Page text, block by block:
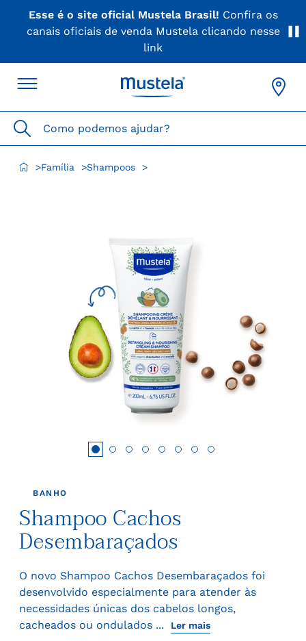
Esse é o site oficial Mustela Brasil! Confira os
canais oficiais de venda Mustela clicando nesse
link
Como podemos ajudar?
>Família >Shampoos >
BANHO
Shampoo Cachos
Desembaraçados
O novo Shampoo Cachos Desembaraçados foi
desenvolvido especialmente para atender às
necessidades únicas dos cabelos longos,
cacheados ou ondulados ...
Ler mais